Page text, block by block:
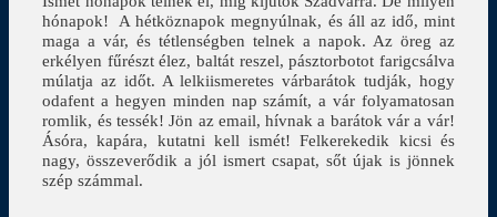
hónapok! A hétköznapok megnyúlnak, és áll az idő, mint
maga a vár, és tétlenségben telnek a napok. Az öreg az
erkélyen fűrészt élez, baltát reszel, pásztorbotot farigcsálva
múlatja az időt. A lelkiismeretes várbarátok tudják, hogy
odafent a hegyen minden nap számít, a vár folyamatosan
romlik, és tessék! Jön az email, hívnak a barátok vár a vár!
Ásóra, kapára, kutatni kell ismét! Felkerekedik kicsi és
nagy, összeverődik a jól ismert csapat, sőt újak is jönnek
szép számmal.